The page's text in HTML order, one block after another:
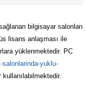
bilgisayar salonları
lisans anlaşması ile
yüklenmektedir. PC
yuklu-